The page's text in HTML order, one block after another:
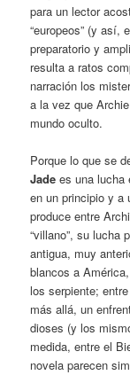
para un lector
“europeos” (y así,
preparatorio y
resulta a ratos
narración los
a la vez que
mundo oculto.
Porque lo que se
Jade es una lucha
en un principio y a
produce entre
“villano”, su lucha
antigua, muy
blancos a
los serpiente;
más allá, un
dioses (y los
medida, entre el
novela parecen